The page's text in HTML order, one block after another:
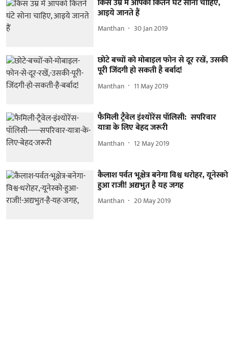
आइये जानते हैं
Manthan 30 Jan 2019
छोटे बच्चों को मोबाइल फोन से दूर रखें, उसकी
पूरी जिंदगी हो सकती है बर्बाद!
Manthan 11 May 2019
फैमिली ट्रैवेल इंश्योरेंस पॉलिसी: सपरिवार
यात्रा के लिए बेहद जरूरी
Manthan 12 May 2019
कैलाश पर्वत भूक्षेत्र बनेगा विश्व धरोहर, यूनेस्को
हुआ राजी! अद्यभुत है यह जगह
Manthan 20 May 2019